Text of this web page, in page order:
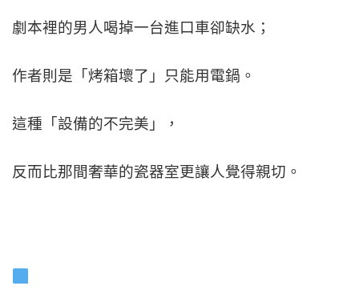
劇本裡的男人喝掉一台進口車卻缺水；
作者則是「烤箱壞了」只能用電鍋。
這種「設備的不完美」，
反而比那間奢華的瓷器室更讓人覺得親切。